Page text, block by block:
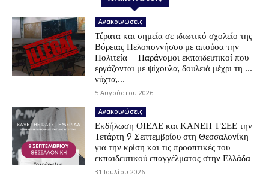
Ανακοινώσεις
Τέρατα και σημεία σε ιδιωτικό σχολείο της
Βόρειας Πελοποννήσου με απούσα την
Πολιτεία – Παράνομοι εκπαιδευτικοί που
εργάζονται με ψίχουλα, δουλειά μέχρι τη …
νύχτα,...
5 Αυγούστου 2026
Ανακοινώσεις
Εκδήλωση ΟΙΕΛΕ και ΚΑΝΕΠ-ΓΣΕΕ την
Τετάρτη 9 Σεπτεμβρίου στη Θεσσαλονίκη
για την κρίση και τις προοπτικές του
εκπαιδευτικού επαγγέλματος στην Ελλάδα
31 Ιουλίου 2026